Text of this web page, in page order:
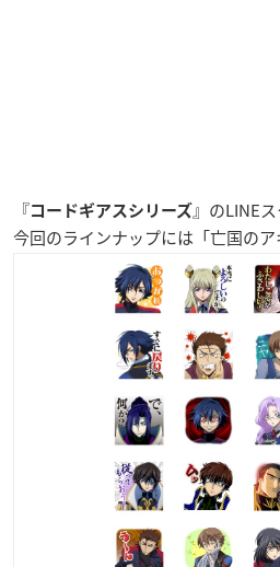
『コードギアスシリーズ』のLINE
今回のラインナップには「亡国のア